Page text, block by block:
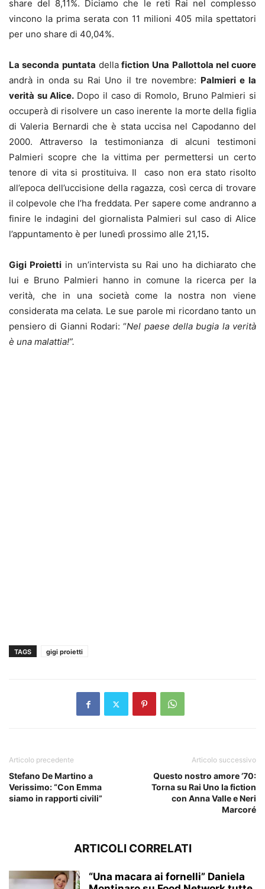
share del 8,11%. Diciamo che le reti Rai nel complesso
vincono la prima serata con 11 milioni 405 mila spettatori
per uno share di 40,04%.
La seconda puntata dellafiction Una Pallottola nel cuore
andrà in onda su Rai Uno il tre novembre: Palmieri e la
verità su Alice. Dopo il caso di Romolo, Bruno Palmieri si
occuperà di risolvere un caso inerente la morte della figlia
di Valeria Bernardi che è stata uccisa nel Capodanno del
2000. Attraverso la testimonianza di alcuni testimoni
Palmieri scopre che la vittima per permettersi un certo
tenore di vita si prostituiva. Il caso non era stato risolto
all’epoca dell’uccisione della ragazza, così cerca di trovare
il colpevole che l’ha freddata. Per sapere come andranno a
finire le indagini del giornalista Palmieri sul caso di Alice
l’appuntamento è per lunedì prossimo alle 21,15.
Gigi Proietti in un’intervista su Rai uno ha dichiarato che
lui e Bruno Palmieri hanno in comune la ricerca per la
verità, che in una società come la nostra non viene
considerata ma celata. Le sue parole mi ricordano tanto un
pensiero di Gianni Rodari: “Nel paese della bugia la verità
è una malattia!”.
TAGS gigi proietti
Articolo precedente
Stefano De Martino a
Verissimo: “Con Emma
siamo in rapporti civili”
Articolo successivo
Questo nostro amore ’70:
Torna su Rai Uno la fiction
con Anna Valle e Neri
Marcoré
ARTICOLI CORRELATI
“Una macara ai fornelli” Daniela